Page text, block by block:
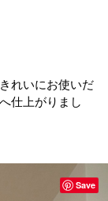
れいにお使いだ
仕上がりまし
Save